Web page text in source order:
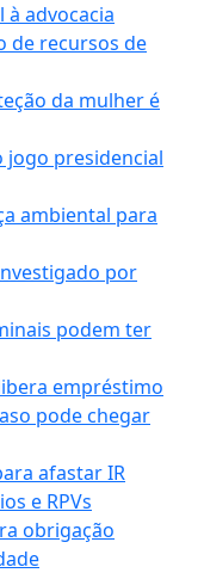
advocacia
de recursos de
da mulher é
jogo presidencial
ambiental para
por
podem ter
empréstimo
pode chegar
afastar IR
e RPVs
obrigação